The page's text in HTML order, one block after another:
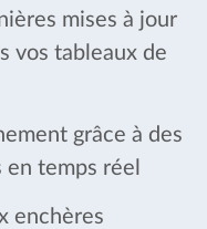
mises à jour
vos tableaux de
grâce à des
temps réel
enchères